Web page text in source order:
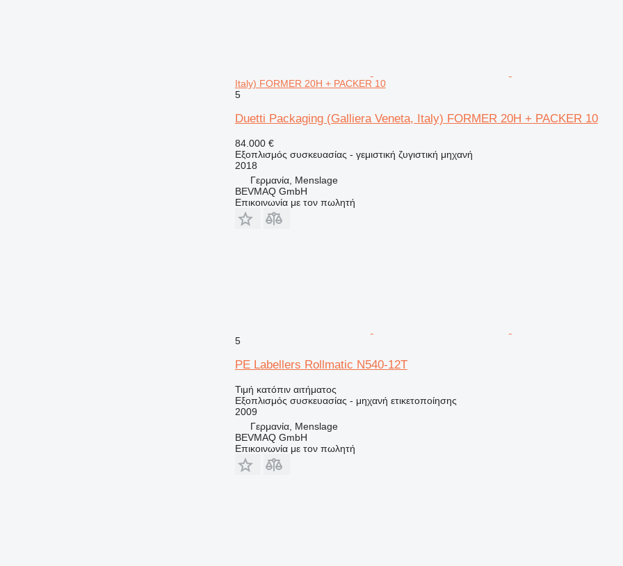
Italy) FORMER 20H + PACKER 10
5
Duetti Packaging (Galliera Veneta, Italy) FORMER 20H + PACKER 10
84.000 €
Εξοπλισμός συσκευασίας - γεμιστική ζυγιστική μηχανή
2018
Γερμανία, Menslage
BEVMAQ GmbH
Επικοινωνία με τον πωλητή
5
PE Labellers Rollmatic N540-12T
Τιμή κατόπιν αιτήματος
Εξοπλισμός συσκευασίας - μηχανή ετικετοποίησης
2009
Γερμανία, Menslage
BEVMAQ GmbH
Επικοινωνία με τον πωλητή